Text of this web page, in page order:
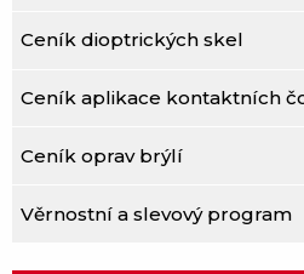
Ceník dioptrických skel
Ceník aplikace kontaktních
Ceník oprav brýlí
Věrnostní a slevový program